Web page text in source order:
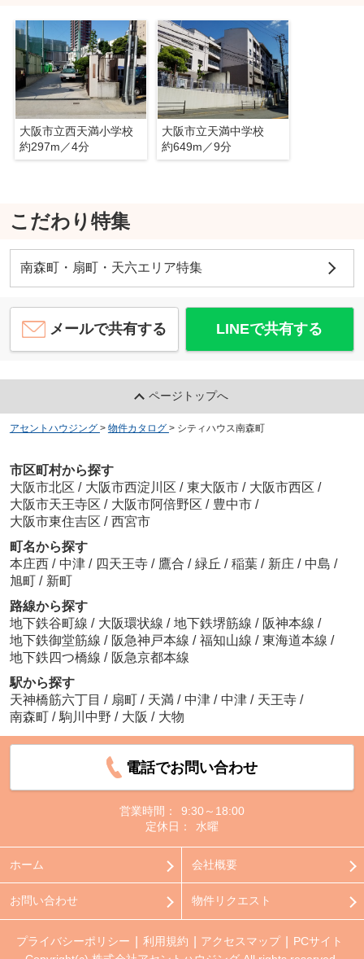
大阪市立西天満小学校
約297m／4分
大阪市立天満中学校
約649m／9分
こだわり特集
南森町・扇町・天六エリア特集
メールで共有する LINEで共有する
ページトップへ
アセントハウジング > 物件カタログ > シティハウス南森町
市区町村から探す
大阪市北区 / 大阪市西淀川区 / 東大阪市 / 大阪市西区 /
大阪市天王寺区 / 大阪市阿倍野区 / 豊中市 /
大阪市東住吉区 / 西宮市
町名から探す
本庄西 / 中津 / 四天王寺 / 鷹合 / 緑丘 / 稲葉 / 新庄 / 中島 /
旭町 / 新町
路線から探す
地下鉄谷町線 / 大阪環状線 / 地下鉄堺筋線 / 阪神本線 /
地下鉄御堂筋線 / 阪急神戸本線 / 福知山線 / 東海道本線 /
地下鉄四つ橋線 / 阪急京都本線
駅から探す
天神橋筋六丁目 / 扇町 / 天満 / 中津 / 中津 / 天王寺 /
南森町 / 駒川中野 / 大阪 / 大物
電話でお問い合わせ
営業時間：
9:30～18:00
定休日：
水曜
ホーム 会社概要
お問い合わせ 物件リクエスト
プライバシーポリシー 利用規約 アクセスマップ
PCサイト